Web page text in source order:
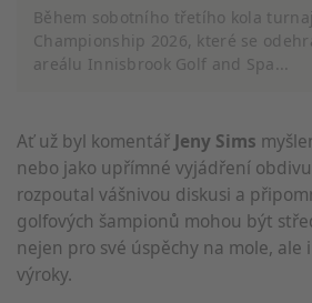
Během sobotního třetího kola
Championship 2026, které se
areálu Innisbrook Golf and Spa...
Ať už byl komentář Jeny Sims
nebo jako upřímné vyjádření
rozpoutal vášnivou diskusi a
golfových šampionů mohou být
nejen pro své úspěchy na mole, ale
výroky.
Vytváření profilů pro
reklamu
Vytváření profilů pro
obsah
Používání profilů pro výběr
personalizovaného obsahu
Měření výkonu reklam